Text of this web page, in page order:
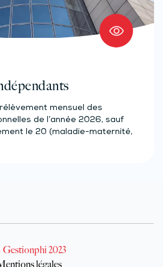
mensuel des
de l’année 2026, sauf
le 20 (maladie-maternité,
2023
légales